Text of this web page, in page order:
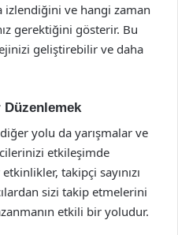
ve hangi zaman
gerektiğini gösterir. Bu
geliştirebilir ve daha
Düzenlemek
diğer yolu da yarışmalar ve
etkileşimde
takipçi sayınızı
sizi takip etmelerini
etkili bir yoludur.